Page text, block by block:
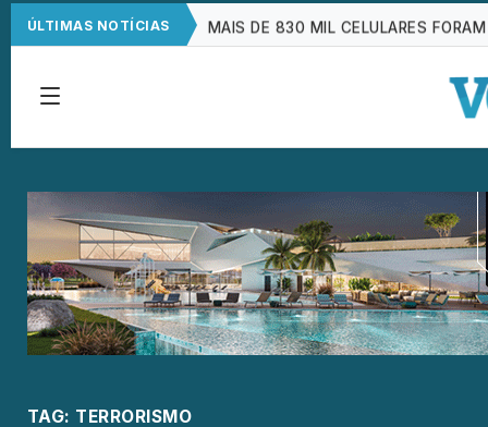
ÚLTIMAS NOTÍCIAS MAIS DE 830 MIL CELULARES
FAMÍLIAS BRASILEIRAS PERDERAM
TAG: TERRORISMO